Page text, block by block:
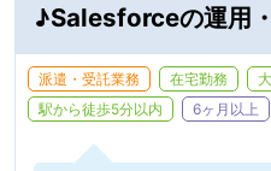
♪Salesforceの運用
派遣・受託業務 在宅勤務
駅から徒歩5分以内
6ヶ月以上